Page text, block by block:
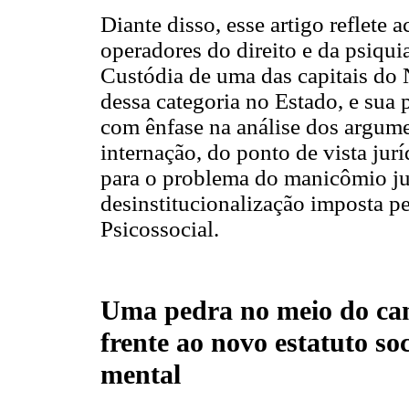
Diante disso, esse artigo reflete
operadores do direito e da
Custódia de uma das capitais
dessa categoria no Estado, e
com ênfase na análise dos
internação, do ponto de vista
para o problema do manicômio
desinstitucionalização imposta
Psicossocial.
Uma pedra no meio do
frente ao novo estatuto
mental